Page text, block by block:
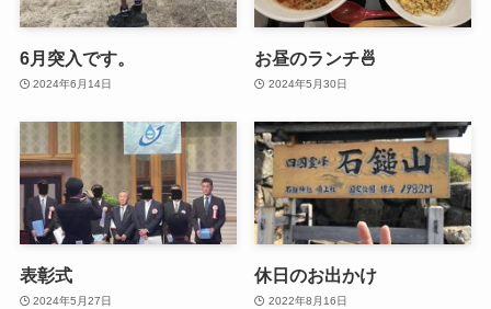
6月突入です。
2024年6月14日
お昼のランチ🍜
2024年5月30日
表彰式
2024年5月27日
休日のお出かけ
2022年8月16日